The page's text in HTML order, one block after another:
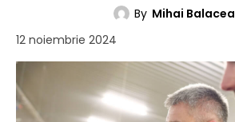
By Mihai
12 noiembrie 2024